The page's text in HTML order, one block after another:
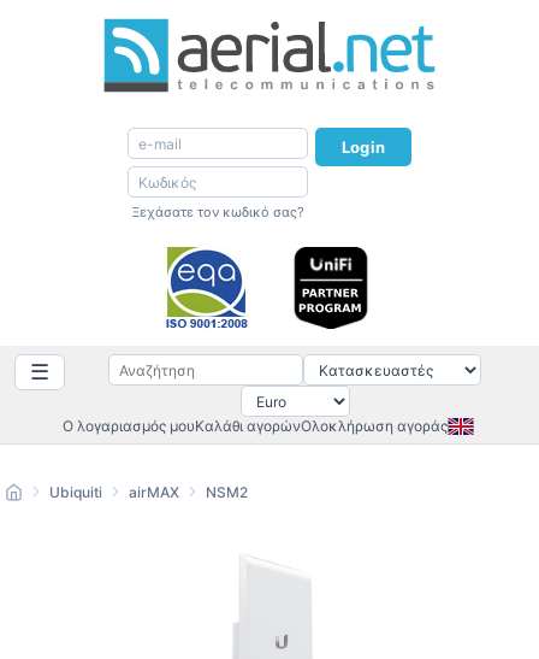
Login
Ξεχάσατε τον κωδικό σας?
☰
Ο λογαριασμός μουΚαλάθι αγορώνΟλοκλήρωση αγοράς
Ubiquiti airMAX NSM2